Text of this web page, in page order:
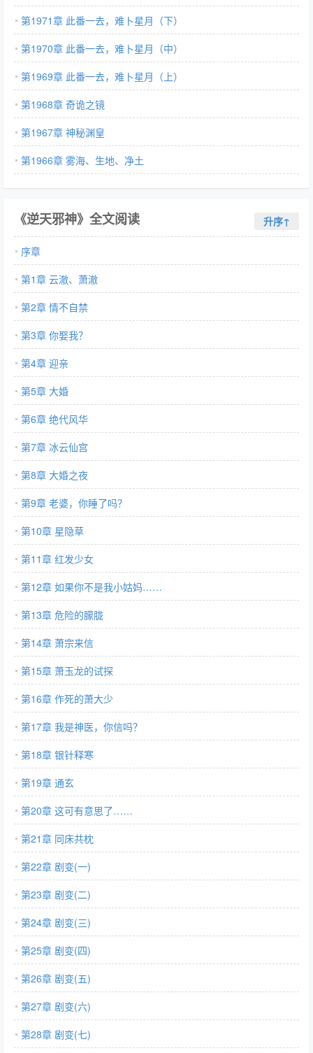
第1971章 此番一去，难卜星月（下）
第1970章 此番一去，难卜星月（中）
第1969章 此番一去，难卜星月（上）
第1968章 奇诡之镜
第1967章 神秘渊皇
第1966章 雾海、生地、净土
《逆天邪神》全文阅读 升序↑
序章
第1章 云澈、萧澈
第2章 情不自禁
第3章 你娶我？
第4章 迎亲
第5章 大婚
第6章 绝代风华
第7章 冰云仙宫
第8章 大婚之夜
第9章 老婆，你睡了吗？
第10章 星隐草
第11章 红发少女
第12章 如果你不是我小姑妈……
第13章 危险的朦胧
第14章 萧宗来信
第15章 萧玉龙的试探
第16章 作死的萧大少
第17章 我是神医，你信吗？
第18章 银针释寒
第19章 通玄
第20章 这可有意思了……
第21章 同床共枕
第22章 剧变(一)
第23章 剧变(二)
第24章 剧变(三)
第25章 剧变(四)
第26章 剧变(五)
第27章 剧变(六)
第28章 剧变(七)